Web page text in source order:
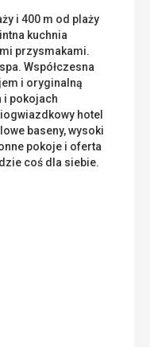
i 400 m od plaży
kuchnia
przysmakami.
Współczesna
i oryginalną
i pokojach
hotel
baseny, wysoki
pokoje i oferta
coś dla siebie.